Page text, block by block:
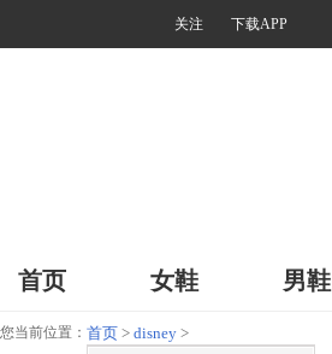
关注 下载APP
首页 女鞋 男鞋
您当前位置： 首页 > disney >